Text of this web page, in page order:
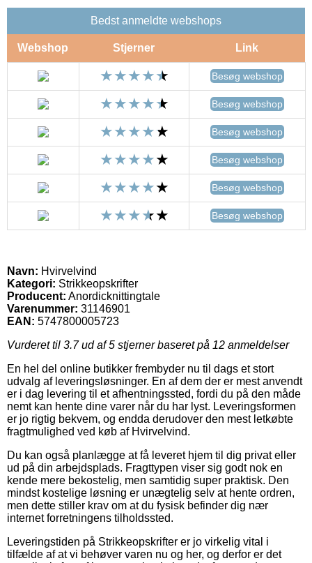
Bedst anmeldte webshops
Webshop Stjerner Link
Besøg webshop
Besøg webshop
Besøg webshop
Besøg webshop
Besøg webshop
Besøg webshop
Navn: Hvirvelvind
Kategori: Strikkeopskrifter
Producent: Anordicknittingtale
Varenummer: 31146901
EAN: 5747800005723
Vurderet til 3.7ud af 5 stjerner baseret på 12 anmeldelser
En hel del online butikker frembyder nu til dags et stort
udvalg af leveringsløsninger. En af dem der er mest anvendt
er i dag levering til et afhentningssted, fordi du på den måde
nemt kan hente dine varer når du har lyst. Leveringsformen
er jo rigtig bekvem, og endda derudover den mest letkøbte
fragtmulighed ved køb af Hvirvelvind.
Du kan også planlægge at få leveret hjem til dig privat eller
ud på din arbejdsplads. Fragttypen viser sig godt nok en
kende mere bekostelig, men samtidig super praktisk. Den
mindst kostelige løsning er unægtelig selv at hente ordren,
men dette stiller krav om at du fysisk befinder dig nær
internet forretningens tilholdssted.
Leveringstiden på Strikkeopskrifter er jo virkelig vital i
tilfælde af at vi behøver varen nu og her, og derfor er det